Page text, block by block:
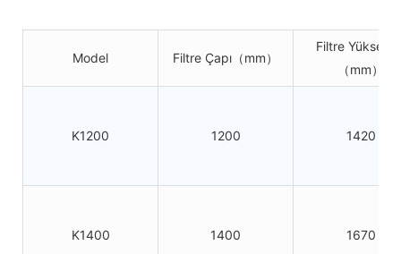
Model Filtre Çapı（mm）
Filtre
（mm）
K1200 1200 1420
K1400 1400 1670